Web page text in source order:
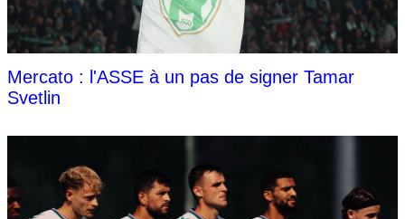
Mercato : l'ASSE à un pas de signer Tamar
Svetlin